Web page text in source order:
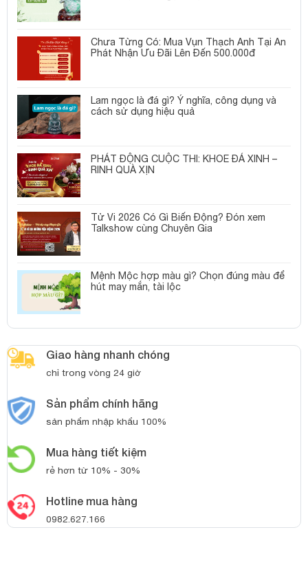
Chưa Từng Có: Mua Vụn Thạch Anh Tại An
Phát Nhận Ưu Đãi Lên Đến 500.000đ
Lam ngọc là đá gì? Ý nghĩa, công dụng và
cách sử dụng hiệu quả
PHÁT ĐỘNG CUỘC THI: KHOE ĐÁ XINH –
RINH QUÀ XỊN
Tử Vi 2026 Có Gì Biến Động? Đón xem
Talkshow cùng Chuyên Gia
Mệnh Mộc hợp màu gì? Chọn đúng màu để
hút may mắn, tài lộc
Giao hàng nhanh chóng
chỉ trong vòng 24 giờ
Sản phẩm chính hãng
sản phẩm nhập khẩu 100%
Mua hàng tiết kiệm
rẻ hơn từ 10% - 30%
Hotline mua hàng
0982.627.166